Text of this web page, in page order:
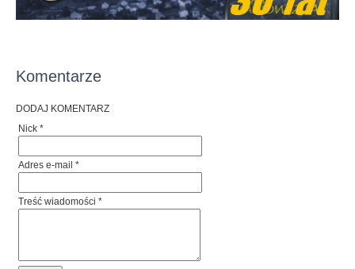
Komentarze
DODAJ KOMENTARZ
Nick *
Adres e-mail *
Treść wiadomości *